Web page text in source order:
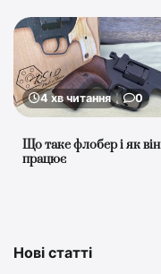
4 хв читання 0
Що таке флобер і як він
працює
Нові статті